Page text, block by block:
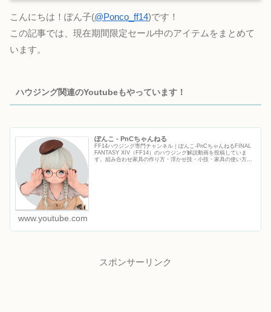
こんにちは！ぽん子(@Ponco_ff14)です！
この記事では、現在期間限定セール中のアイテムをまとめて
います。
ハウジング関連のYoutubeもやっています！
ぽんこ - PnCちゃんねる
FF14ハウジング専門チャンネル｜ぽんこ‐PnCちゃんねるFINAL
FANTASY XIV（FF14）のハウジング解説動画を投稿していま
す。組み合わせ家具の作り方・浮かせ技・小技・家具の使い方な
www.youtube.com
スポンサーリンク